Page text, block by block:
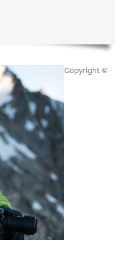
Copyright ©